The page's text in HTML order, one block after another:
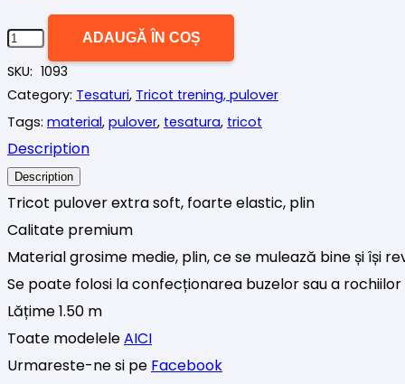
Cantitate
Tricot
pulover
plin,
tip
angora,
Ocean
Green
ADAUGĂ ÎN COȘ
SKU: 1093
Category: Tesaturi, Tricot trening, pulover
Tags: material, pulover, tesatura, tricot
Description
Description
Tricot pulover extra soft, foarte elastic, plin
Calitate premium
Material grosime medie, plin, ce se mulează bine și își
Se poate folosi la confecționarea buzelor sau a
Lățime 1.50 m
Toate modeleleAICI
Urmareste-ne si pe Facebook